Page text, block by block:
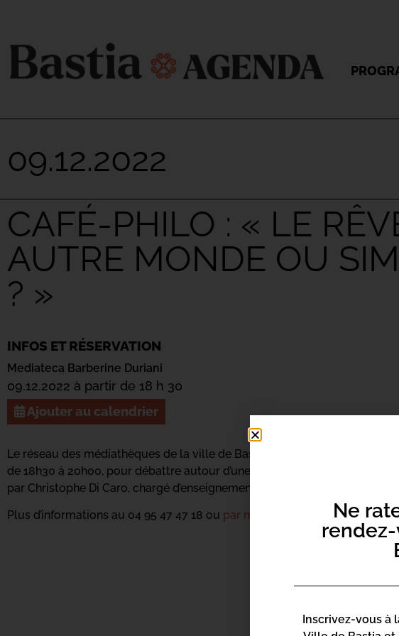
09.12.2022
CAFÉ-PHILO : « LE
AUTRE MONDE OU
? »
INFOS ET RÉSERVATION
Mediateca Barberine Duriani
09.12.2022 à partir de 18 h 30
Ajouter au calendrier
Le réseau des médiathèques de la ville de Bastia vous donne rendez-
de 18h30 à 20h00, pour débattre autour d’une question philosophique.
par Christophe Di Caro, chargé d’enseignement en philosophie et libraire.
Plus d’informations au 04 95 47 47 18 ou par mail ici.
Ne
Inscrivez-vous à